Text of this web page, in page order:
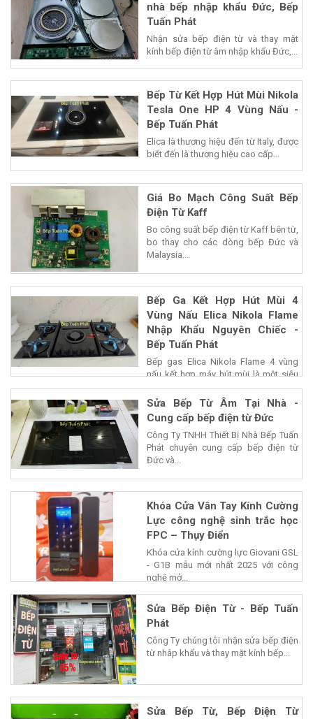
nhà bếp nhập khẩu Đức, Bếp
Tuấn Phát
Nhận sửa bếp điện từ và thay mặt
kính bếp điện từ âm nhập khẩu Đức,...
Bếp Từ Kết Hợp Hút Mùi Nikola
Tesla One HP 4 Vùng Nấu -
Bếp Tuấn Phát
Elica là thương hiệu đến từ Italy, được
biết đến là thương hiệu cao cấp...
Giá Bo Mạch Công Suất Bếp
Điện Từ Kaff
Bo công suất bếp điện từ Kaff bên từ,
bo thay cho các dòng bếp Đức và
Malaysia...
Bếp Ga Kết Hợp Hút Mùi 4
Vùng Nấu Elica Nikola Flame
Nhập Khẩu Nguyên Chiếc -
Bếp Tuấn Phát
Bếp gas Elica Nikola Flame 4 vùng
nấu kết hợp máy hút mùi là một siêu
phẩm của...
Sửa Bếp Từ Âm Tại Nhà -
Cung cấp bếp điện từ Đức
Công Ty TNHH Thiết Bị Nhà Bếp Tuấn
Phát chuyên cung cấp bếp điện từ
Đức và...
Khóa Cửa Vân Tay Kính Cường
Lực công nghệ sinh trắc học
FPC – Thụy Điển
Khóa cửa kính cường lực Giovani GSL
- G1B mẫu mới nhất 2025 với công
nghệ mở...
Sửa Bếp Điện Từ - Bếp Tuấn
Phát
Công Ty chúng tôi nhận sửa bếp điện
từ nhâp khẩu và thay mặt kính bếp...
Sửa Bếp Từ, Bếp Điện Từ